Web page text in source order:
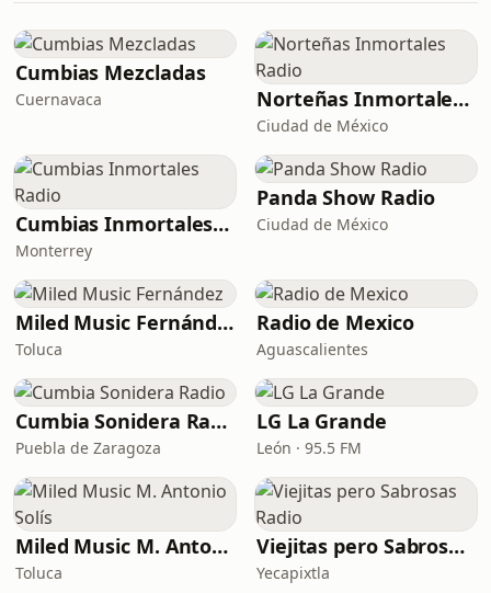
Cumbias Mezcladas
Cuernavaca Norteñas Inmortales Radio
Ciudad de México
Cumbias Inmortales Radio
Monterrey
Panda Show Radio
Ciudad de México
Miled Music Fernández
Toluca
Radio de Mexico
Aguascalientes
Cumbia Sonidera Radio
Puebla de Zaragoza
LG La Grande
León · 95.5 FM
Miled Music M. Antonio Solís
Toluca
Viejitas pero Sabrosas Radio
Yecapixtla